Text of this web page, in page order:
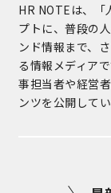
HR NOTEは、「
プトに、普段の
ンド情報まで、
る情報メディア
事担当者や経営
ンツを公開してい